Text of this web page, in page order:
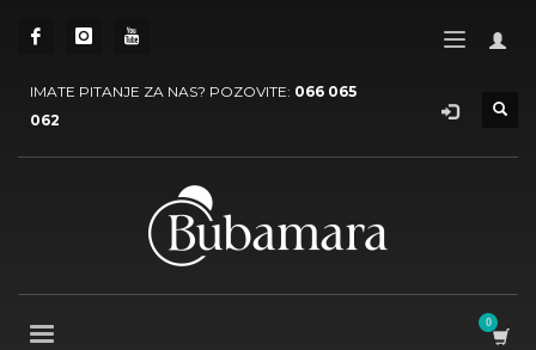
IMATE PITANJE ZA NAS? POZOVITE: 066 065
062